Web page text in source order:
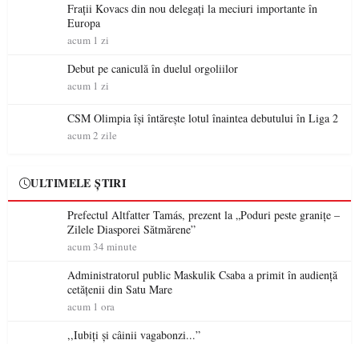
Frații Kovacs din nou delegați la meciuri importante în
Europa
acum 1 zi
Debut pe caniculă în duelul orgoliilor
acum 1 zi
CSM Olimpia își întărește lotul înaintea debutului în Liga 2
acum 2 zile
ULTIMELE ȘTIRI
Prefectul Altfatter Tamás, prezent la „Poduri peste granițe –
Zilele Diasporei Sătmărene”
acum 34 minute
Administratorul public Maskulik Csaba a primit în audiență
cetățenii din Satu Mare
acum 1 ora
,,Iubiți și câinii vagabonzi...”